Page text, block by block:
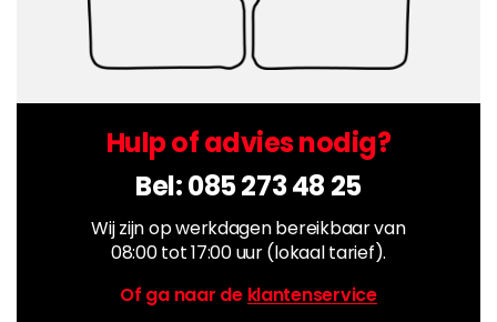
Hulp of advies nodig?
Bel:085 273 48 25
Wij zijn op werkdagen bereikbaar van
08:00 tot 17:00 uur (lokaal tarief).
Of ga naar de klantenservice